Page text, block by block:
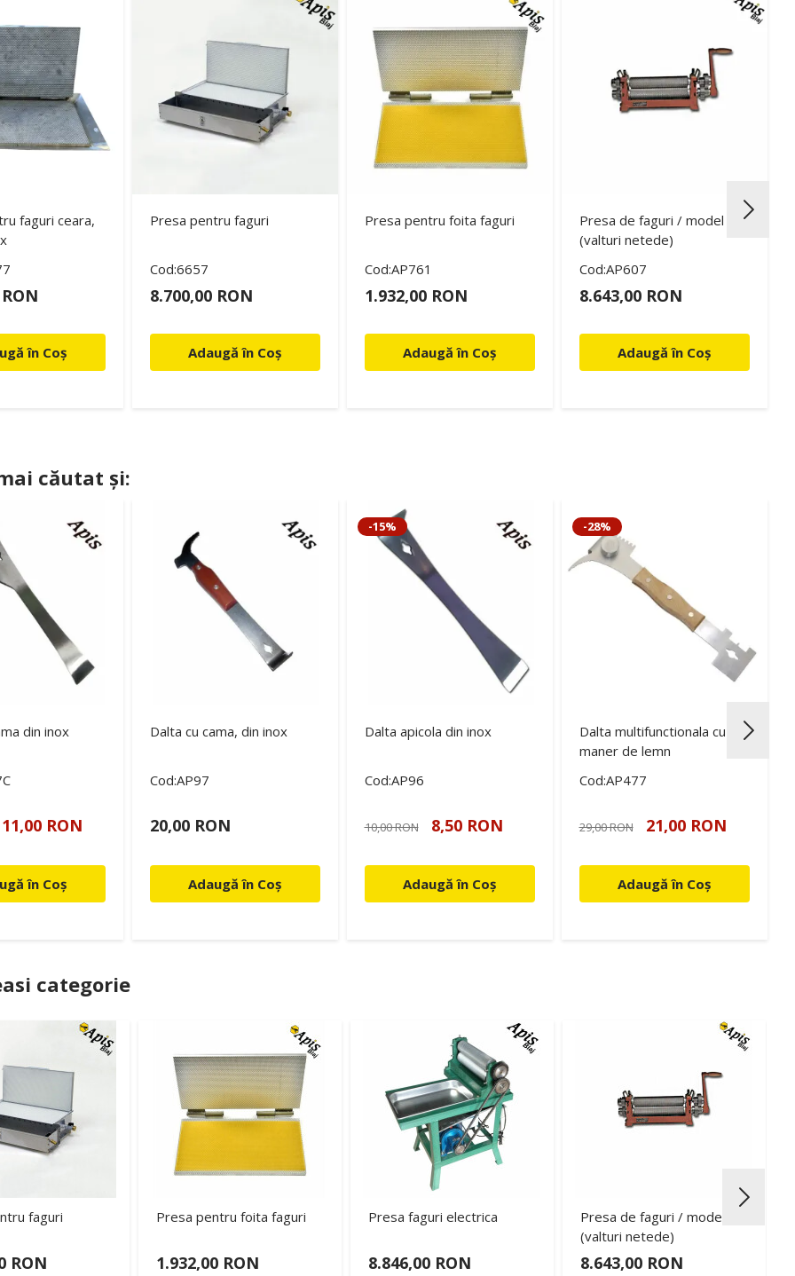
faguri ceara,
în Coș
Presa pentru faguri
Cod:6657
8.700,00 RON
Adaugă în Coș
Presa pentru foita faguri
Cod:AP761
1.932,00 RON
Adaugă în Coș
Presa de faguri / model DG
(valturi netede)
Cod:AP607
8.643,00 RON
Adaugă în Coș
căutat și:
din inox
11,00 RON
în Coș
Dalta cu cama, din inox
Cod:AP97
20,00 RON
Adaugă în Coș
-15%
Dalta apicola din inox
Cod:AP96
10,00 RON 8,50 RON
Adaugă în Coș
-28%
Dalta multifunctionala cu
maner de lemn
Cod:AP477
29,00 RON 21,00 RON
Adaugă în Coș
categorie
faguri
RON
Presa pentru foita faguri
1.932,00 RON
Presa faguri electrica
8.846,00 RON
Presa de faguri / model DG
(valturi netede)
8.643,00 RON